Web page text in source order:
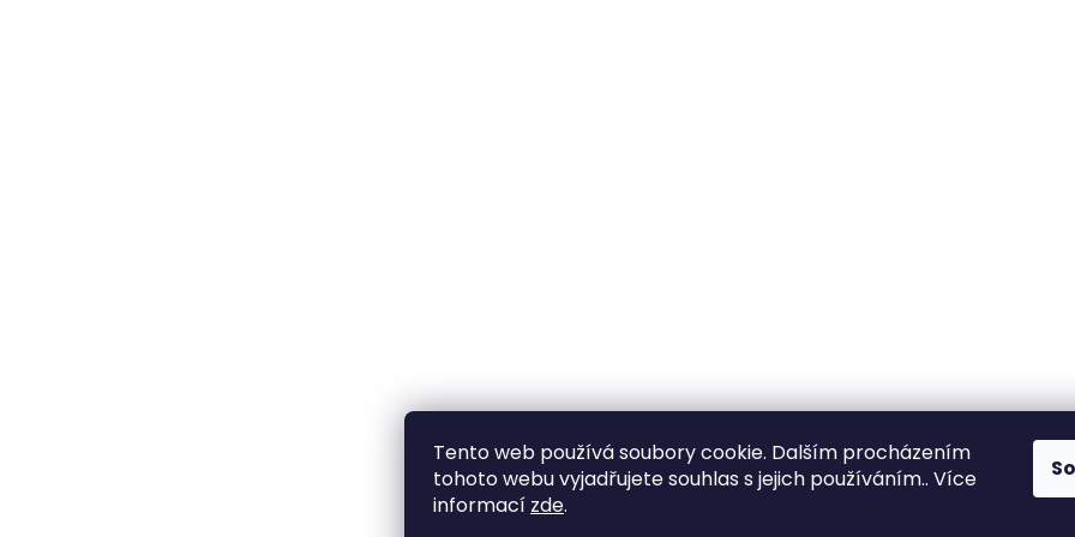
Tento web používá soubory cookie. Dalším procházením
tohoto webu vyjadřujete souhlas s jejich používáním.. Více
informací zde.